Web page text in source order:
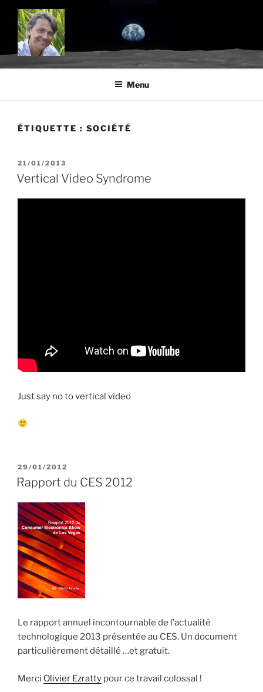
Aller
contenu
principal
BLOG.TROUDE.COM
Science, environnement et citoyenneté
Menu
ÉTIQUETTE : SOCIÉTÉ
PUBLIÉ
LE
21/01/2013
Vertical Video Syndrome
Just say no to vertical video
PUBLIÉ
LE
29/01/2012
Rapport du CES 2012
Le rapport annuel incontournable de l’actualité
technologique 2013 présentée au CES. Un document
particulièrement détaillé …et gratuit.
Merci Olivier Ezratty pour ce travail colossal !